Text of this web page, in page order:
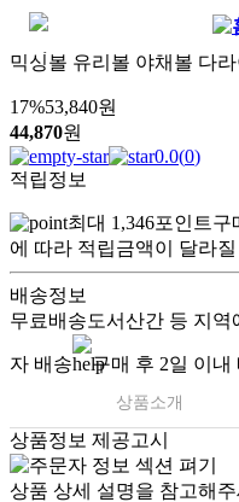
믹싱볼 유리볼 야채볼 다
17%53,840원
44,870원
0.0(0)
적립정보
최대 1,346포인트구
에 따라 적립금액이 달라
배송정보
무료배송도서산간 등 지
자 배송 구매 후 2일 이내
상품소개
상품정보 제공고시
상품 상세 설명을 참고해